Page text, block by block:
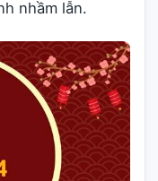
nhầm lẫn.